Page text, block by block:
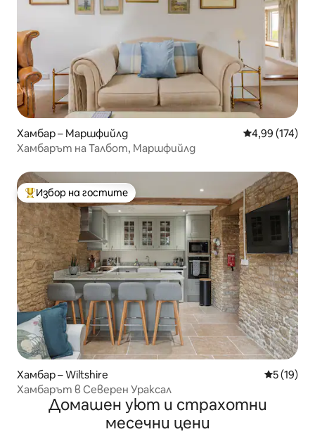
Хамбар – Маршфийлд Средна
4,99 (174)
Хамбарът на Талбот, Маршфийлд
Най-популярен избор на гостите
Избор на гостите
Хамбар – Wiltshire Средна
5 (19)
Хамбарът в Северен Ураксал
Домашен уют и страхотни
месечни цени